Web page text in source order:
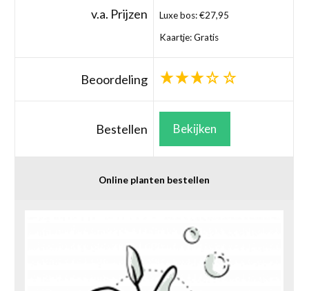
v.a. Prijzen
Luxe bos: €27,95
Kaartje: Gratis
Beoordeling
Bestellen Bekijken
Online planten bestellen